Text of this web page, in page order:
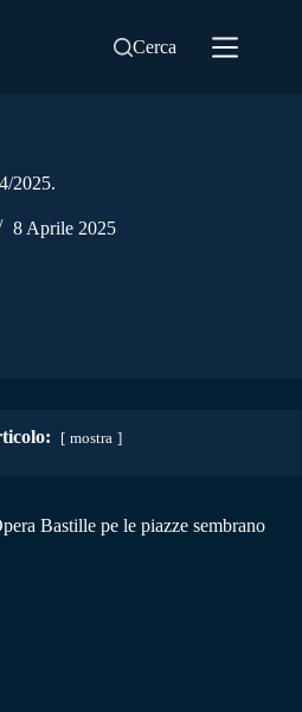
Cerca
2025.
8 Aprile 2025
mostra
Bastille pe le piazze sembrano